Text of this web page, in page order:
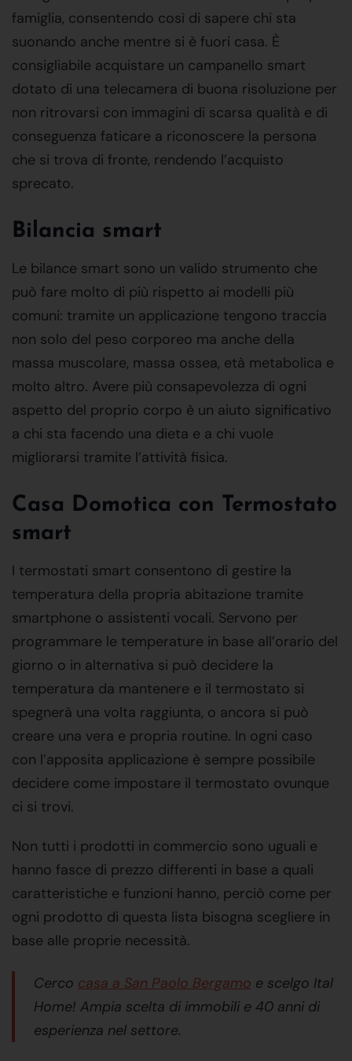
famiglia, consentendo così di sapere chi sta
suonando anche mentre si è fuori casa. È
consigliabile acquistare un campanello smart
dotato di una telecamera di buona risoluzione per
non ritrovarsi con immagini di scarsa qualità e di
conseguenza faticare a riconoscere la persona
che si trova di fronte, rendendo l’acquisto
sprecato.
Bilancia smart
Le bilance smart sono un valido strumento che
può fare molto di più rispetto ai modelli più
comuni: tramite un applicazione tengono traccia
non solo del peso corporeo ma anche della
massa muscolare, massa ossea, età metabolica e
molto altro. Avere più consapevolezza di ogni
aspetto del proprio corpo è un aiuto significativo
a chi sta facendo una dieta e a chi vuole
migliorarsi tramite l’attività fisica.
Casa Domotica con Termostato
smart
I termostati smart consentono di gestire la
temperatura della propria abitazione tramite
smartphone o assistenti vocali. Servono per
programmare le temperature in base all’orario del
giorno o in alternativa si può decidere la
temperatura da mantenere e il termostato si
spegnerà una volta raggiunta, o ancora si può
creare una vera e propria routine. In ogni caso
con l’apposita applicazione è sempre possibile
decidere come impostare il termostato ovunque
ci si trovi.
Non tutti i prodotti in commercio sono uguali e
hanno fasce di prezzo differenti in base a quali
caratteristiche e funzioni hanno, perciò come per
ogni prodotto di questa lista bisogna scegliere in
base alle proprie necessità.
Cerco casa a San Paolo Bergamo e scelgo Ital
Home! Ampia scelta di immobili e 40 anni di
esperienza nel settore.